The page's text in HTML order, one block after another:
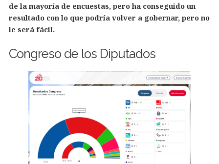
de la mayoría de encuestas, pero ha conseguido un
resultado con lo que podría volver a gobernar, pero no
le será fácil.
Congreso de los Diputados